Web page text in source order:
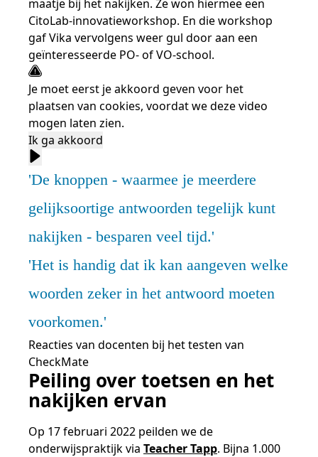
maatje bij het nakijken. Ze won hiermee een
CitoLab-innovatieworkshop. En die workshop
gaf Vika vervolgens weer gul door aan een
geïnteresseerde PO- of VO-school.
Je moet eerst je akkoord geven voor het
plaatsen van cookies, voordat we deze video
mogen laten zien.
Ik ga akkoord
De knoppen - waarmee je meerdere
gelijksoortige antwoorden tegelijk kunt
nakijken - besparen veel tijd.
Het is handig dat ik kan aangeven welke
woorden zeker in het antwoord moeten
voorkomen.
Reacties van docenten bij het testen van
CheckMate
Peiling over toetsen en het
nakijken ervan
Op 17 februari 2022 peilden we de
onderwijspraktijk via Teacher Tapp. Bijna 1.000